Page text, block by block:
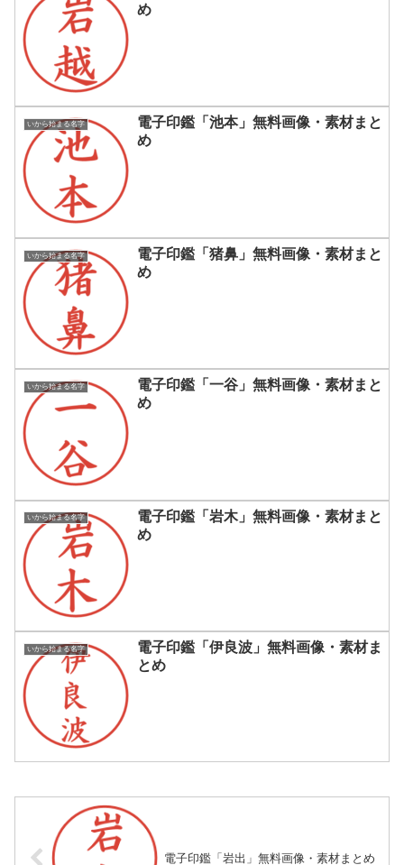
め
いから始まる名字
電子印鑑「池本」無料画像・素材まと
め
いから始まる名字
電子印鑑「猪鼻」無料画像・素材まと
め
いから始まる名字
電子印鑑「一谷」無料画像・素材まと
め
いから始まる名字
電子印鑑「岩木」無料画像・素材まと
め
いから始まる名字
電子印鑑「伊良波」無料画像・素材ま
とめ
電子印鑑「岩出」無料画像・素材まとめ